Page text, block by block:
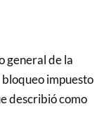
general de la
impuesto
describió como